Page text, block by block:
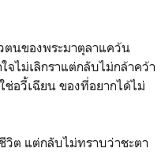
ตนของพระมาตุลาแคว้น
ไม่เลิกราแต่กลับไม่กล้าคว้า
ช่อวี้เฉียน ของที่อยากได้ไม่
วิต แต่กลับไม่ทราบว่าชะตา